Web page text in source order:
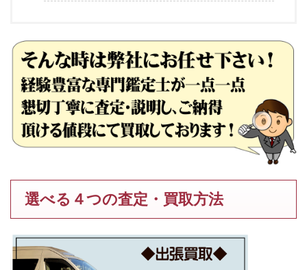
選べる４つの査定・買取方法